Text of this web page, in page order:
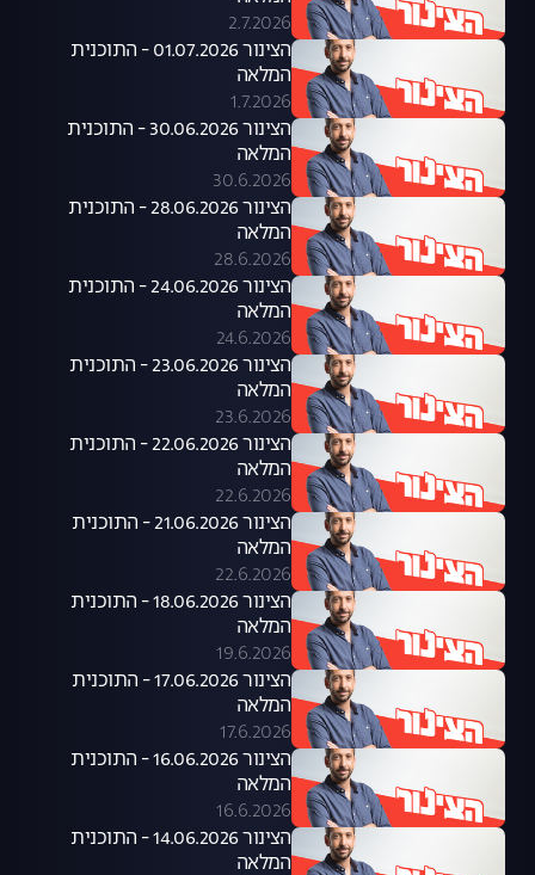
2.7.2026
הצינור 01.07.2026 - התוכנית
המלאה
1.7.2026
הצינור 30.06.2026 - התוכנית
המלאה
30.6.2026
הצינור 28.06.2026 - התוכנית
המלאה
28.6.2026
הצינור 24.06.2026 - התוכנית
המלאה
24.6.2026
הצינור 23.06.2026 - התוכנית
המלאה
23.6.2026
הצינור 22.06.2026 - התוכנית
המלאה
22.6.2026
הצינור 21.06.2026 - התוכנית
המלאה
22.6.2026
הצינור 18.06.2026 - התוכנית
המלאה
19.6.2026
הצינור 17.06.2026 - התוכנית
המלאה
17.6.2026
הצינור 16.06.2026 - התוכנית
המלאה
16.6.2026
הצינור 14.06.2026 - התוכנית
המלאה